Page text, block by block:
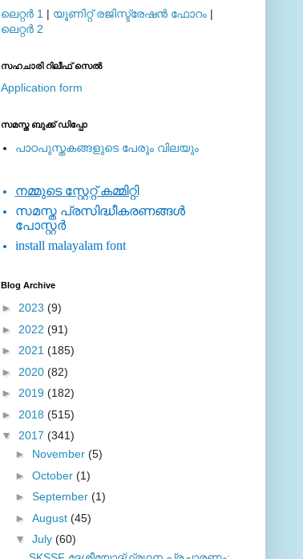
ലെറ്റര്‍ 1 | യൂണിറ്റ് രജിസ്ട്രേഷന്‍ ഫോറം |
ലെറ്റര്‍ 2
സഹചാരി റിലീഫ് സെല്‍
Application form
സമസ്ത ബുക്ക് ഡിപ്പോ
പാഠപുസ്തകങ്ങളുടെ പേരും വിലയും
നമ്മുടെ സ്റ്റേറ്റ് കമ്മിറ്റി
സമസ്ത പ്രസിദ്ധീകരണങ്ങള്‍
പോസ്റ്റര്‍
install malayalam font
Blog Archive
► 2023 (9)
► 2022 (91)
► 2021 (185)
► 2020 (82)
► 2019 (182)
► 2018 (515)
▼ 2017 (341)
► November (5)
► October (1)
► September (1)
► August (45)
▼ July (60)